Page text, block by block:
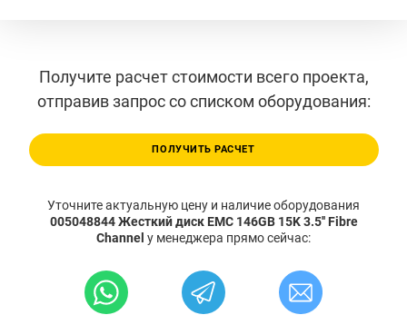
Получите расчет стоимости всего проекта,
отправив запрос со списком оборудования:
ПОЛУЧИТЬ РАСЧЕТ
Уточните актуальную цену и наличие оборудования
005048844 Жесткий диск EMC 146GB 15K 3.5'' Fibre
Channel у менеджера прямо сейчас: